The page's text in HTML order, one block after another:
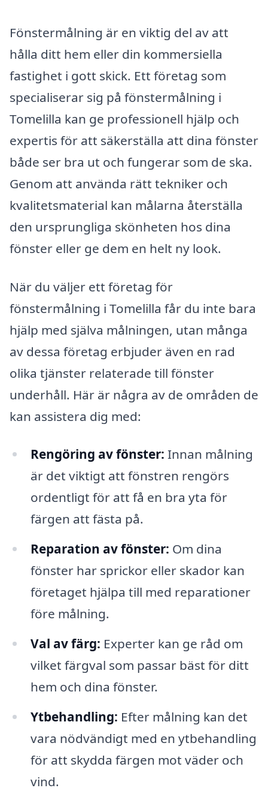
Fönstermålning är en viktig del av att
hålla ditt hem eller din kommersiella
fastighet i gott skick. Ett företag som
specialiserar sig på fönstermålning i
Tomelilla kan ge professionell hjälp och
expertis för att säkerställa att dina fönster
både ser bra ut och fungerar som de ska.
Genom att använda rätt tekniker och
kvalitetsmaterial kan målarna återställa
den ursprungliga skönheten hos dina
fönster eller ge dem en helt ny look.
När du väljer ett företag för
fönstermålning i Tomelilla får du inte bara
hjälp med själva målningen, utan många
av dessa företag erbjuder även en rad
olika tjänster relaterade till fönster
underhåll. Här är några av de områden de
kan assistera dig med:
Rengöring av fönster: Innan målning
är det viktigt att fönstren rengörs
ordentligt för att få en bra yta för
färgen att fästa på.
Reparation av fönster: Om dina
fönster har sprickor eller skador kan
företaget hjälpa till med reparationer
före målning.
Val av färg: Experter kan ge råd om
vilket färgval som passar bäst för ditt
hem och dina fönster.
Ytbehandling: Efter målning kan det
vara nödvändigt med en ytbehandling
för att skydda färgen mot väder och
vind.